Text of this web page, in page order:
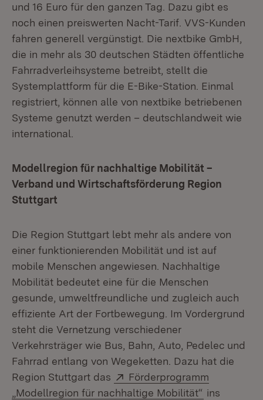
und 16 Euro für den ganzen Tag. Dazu gibt es
noch einen preiswerten Nacht-Tarif. VVS-Kunden
fahren generell vergünstigt. Die nextbike GmbH,
die in mehr als 30 deutschen Städten öffentliche
Fahrradverleihsysteme betreibt, stellt die
Systemplattform für die E-Bike-Station. Einmal
registriert, können alle von nextbike betriebenen
Systeme genutzt werden – deutschlandweit wie
international.
Modellregion für nachhaltige Mobilität –
Verband und Wirtschaftsförderung Region
Stuttgart
Die Region Stuttgart lebt mehr als andere von
einer funktionierenden Mobilität und ist auf
mobile Menschen angewiesen. Nachhaltige
Mobilität bedeutet eine für die Menschen
gesunde, umweltfreundliche und zugleich auch
effiziente Art der Fortbewegung. Im Vordergrund
steht die Vernetzung verschiedener
Verkehrsträger wie Bus, Bahn, Auto, Pedelec und
Fahrrad entlang von Wegeketten. Dazu hat die
Region Stuttgart das
Extern:
Förderprogramm
„Modellregion für nachhaltige Mobilität“ ins